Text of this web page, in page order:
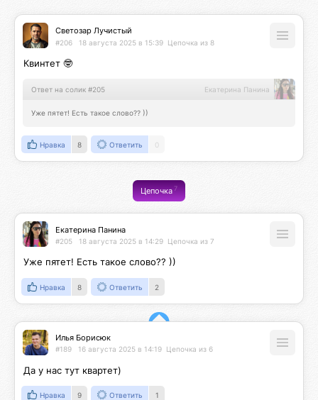
Светозар Лучистый
#206 18 августа 2025 в 15:39 Цепочка из 8
Квинтет 🤓
Ответ на солик #205 Екатерина Панина
Уже пятет! Есть такое слово?? ))
Нравка 8 Ответить 0
Цепочка7
Екатерина Панина
#205 18 августа 2025 в 14:29 Цепочка из 7
Уже пятет! Есть такое слово?? ))
Нравка 8 Ответить 2
Илья Борисюк
#189 16 августа 2025 в 14:19 Цепочка из 6
Да у нас тут квартет)
Нравка 9 Ответить 1